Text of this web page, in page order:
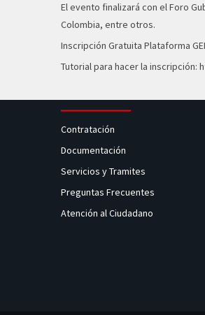
El evento finalizará con el Foro
Colombia, entre otros.
Inscripción Gratuita Plataforma
Tutorial para hacer la inscripción:
Contratación
Documentación
Servicios y Tramites
Preguntas Frecuentes
Atención al Ciudadano